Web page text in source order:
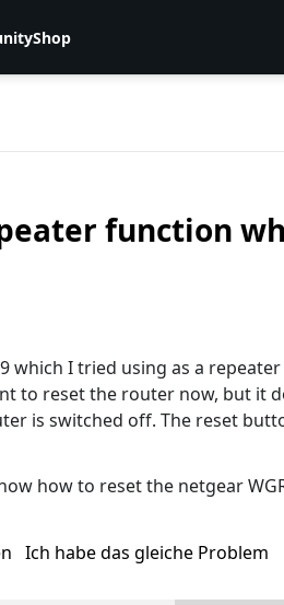
Shop
function
which I tried using as a
to reset the router now, but it
is switched off. The reset
how to reset the netgear
Ich habe das gleiche Problem